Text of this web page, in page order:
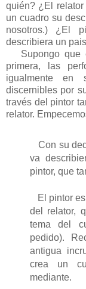
quién? ¿El relator
un cuadro su
nosotros.) ¿El
describiera un
Supongo que
primera, las
igualmente en
discernibles por
través del pintor
relator.
Con su
va
pintor, que
El pintor es
del relator,
tema del
pedido).
antigua
crea un
mediante.